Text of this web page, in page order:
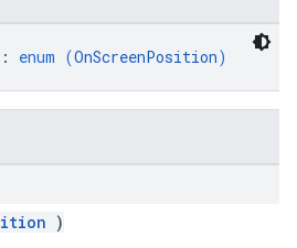
: enum (OnScreenPosition)
)